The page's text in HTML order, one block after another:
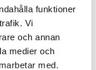
funktioner
Vi
och annan
medier och
med.